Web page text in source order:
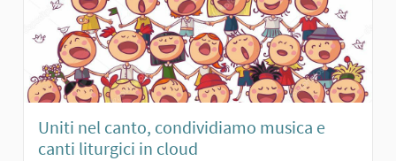
Uniti nel canto, condividiamo musica e
canti liturgici in cloud